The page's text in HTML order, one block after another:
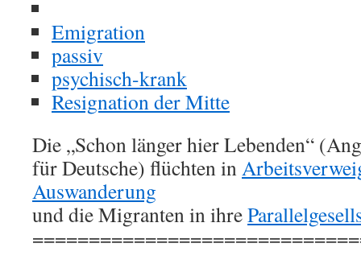
Emigration
passiv
psychisch-krank
Resignation der Mitte
Die „Schon länger hier Lebenden“
für Deutsche) flüchten in
Auswanderung
und die Migranten in ihre